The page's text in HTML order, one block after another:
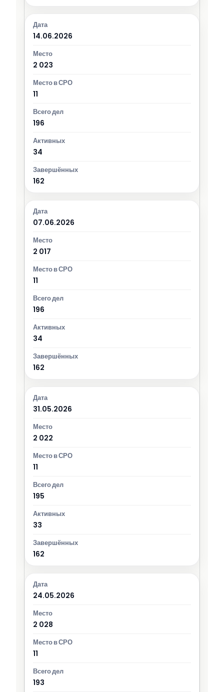
14.06.2026
2 023
11
196
34
162
07.06.2026
2 017
11
196
34
162
31.05.2026
2 022
11
195
33
162
24.05.2026
2 028
11
193